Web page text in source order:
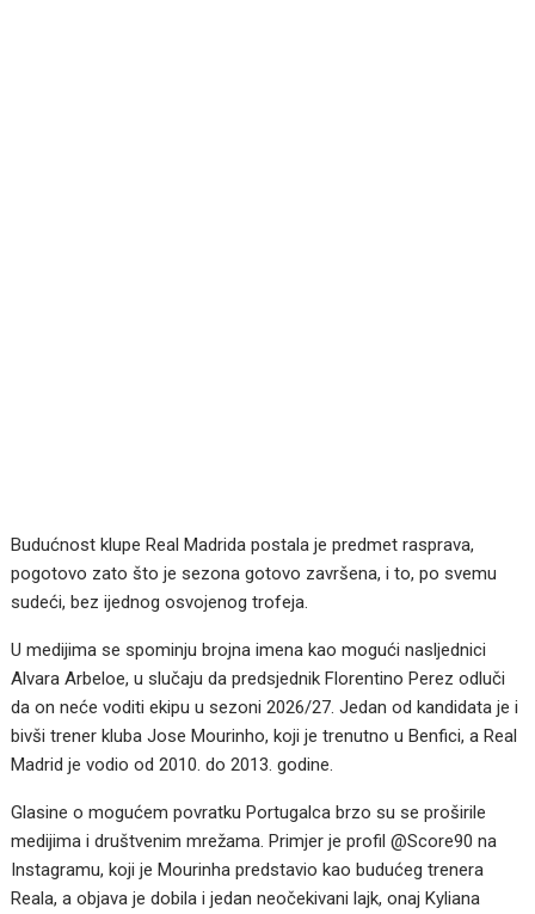
Budućnost klupe Real Madrida postala je predmet rasprava,
pogotovo zato što je sezona gotovo završena, i to, po svemu
sudeći, bez ijednog osvojenog trofeja.
U medijima se spominju brojna imena kao mogući nasljednici
Alvara Arbeloe, u slučaju da predsjednik Florentino Perez odluči
da on neće voditi ekipu u sezoni 2026/27. Jedan od kandidata je i
bivši trener kluba Jose Mourinho, koji je trenutno u Benfici, a Real
Madrid je vodio od 2010. do 2013. godine.
Glasine o mogućem povratku Portugalca brzo su se proširile
medijima i društvenim mrežama. Primjer je profil @Score90 na
Instagramu, koji je Mourinha predstavio kao budućeg trenera
Reala, a objava je dobila i jedan neočekivani lajk, onaj Kyliana